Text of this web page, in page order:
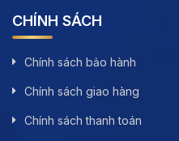
CHÍNH SÁCH
Chính sách bảo hành
Chính sách giao hàng
Chính sách thanh toán